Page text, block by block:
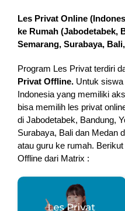
Les Privat Online
ke Rumah (Jabodetabek,
Semarang, Surabaya,
Program Les Privat terdiri
Privat Offline. Untuk
Indonesia yang memiliki
bisa memilih les privat
di Jabodetabek, Bandung,
Surabaya, Bali dan Medan
atau guru ke rumah.
Offline dari Matrix :